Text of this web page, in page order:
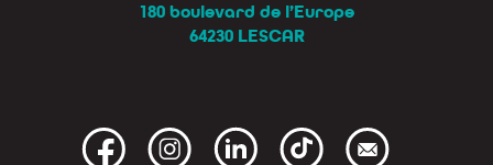
180 boulevard de l’Europe
64230 LESCAR